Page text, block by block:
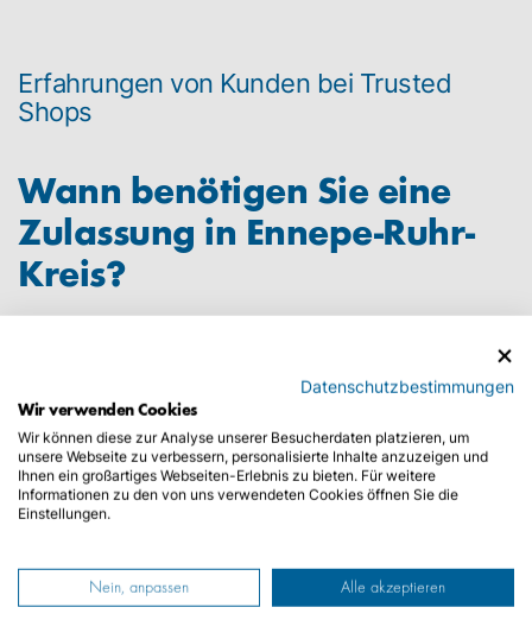
Erfahrungen von Kunden bei Trusted
Shops
Wann benötigen Sie eine
Zulassung in Ennepe-Ruhr-
Kreis?
jeder Anhänger für den Gebrauch im öffentlichen
Straßenverkehr zugelassen sein. Diese Zulassung
wird auch Anmeldung genannt und wird in der
zuständigen Zulassungsbehörde durchgeführt.
Dabei wird dem Fahrzeug ein amtliches
Kennzeichen mit einzigartiger
Kennzeichenkombination zugeteilt.
Umzug müssen Sie Ihr
Fahrzeug ummelden
Datenschutzbestimmungen
Wir verwenden Cookies
Wir können diese zur Analyse unserer Besucherdaten platzieren, um
unsere Webseite zu verbessern, personalisierte Inhalte anzuzeigen und
Ihnen ein großartiges Webseiten-Erlebnis zu bieten. Für weitere
Informationen zu den von uns verwendeten Cookies öffnen Sie die
Einstellungen.
Nein, anpassen Alle akzeptieren